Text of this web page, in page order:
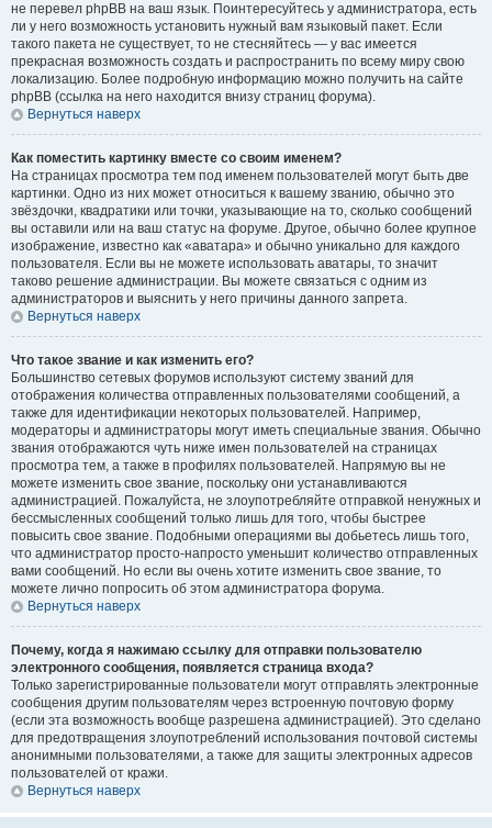
не перевел phpBB на ваш язык. Поинтересуйтесь у администратора, есть
ли у него возможность установить нужный вам языковый пакет. Если
такого пакета не существует, то не стесняйтесь — у вас имеется
прекрасная возможность создать и распространить по всему миру свою
локализацию. Более подробную информацию можно получить на сайте
phpBB (ссылка на него находится внизу страниц форума).
Вернуться наверх
Как поместить картинку вместе со своим именем?
На страницах просмотра тем под именем пользователей могут быть две
картинки. Одно из них может относиться к вашему званию, обычно это
звёздочки, квадратики или точки, указывающие на то, сколько сообщений
вы оставили или на ваш статус на форуме. Другое, обычно более крупное
изображение, известно как «аватара» и обычно уникально для каждого
пользователя. Если вы не можете использовать аватары, то значит
таково решение администрации. Вы можете связаться с одним из
администраторов и выяснить у него причины данного запрета.
Вернуться наверх
Что такое звание и как изменить его?
Большинство сетевых форумов используют систему званий для
отображения количества отправленных пользователями сообщений, а
также для идентификации некоторых пользователей. Например,
модераторы и администраторы могут иметь специальные звания. Обычно
звания отображаются чуть ниже имен пользователей на страницах
просмотра тем, а также в профилях пользователей. Напрямую вы не
можете изменить свое звание, поскольку они устанавливаются
администрацией. Пожалуйста, не злоупотребляйте отправкой ненужных и
бессмысленных сообщений только лишь для того, чтобы быстрее
повысить свое звание. Подобными операциями вы добьетесь лишь того,
что администратор просто-напросто уменьшит количество отправленных
вами сообщений. Но если вы очень хотите изменить свое звание, то
можете лично попросить об этом администратора форума.
Вернуться наверх
Почему, когда я нажимаю ссылку для отправки пользователю
электронного сообщения, появляется страница входа?
Только зарегистрированные пользователи могут отправлять электронные
сообщения другим пользователям через встроенную почтовую форму
(если эта возможность вообще разрешена администрацией). Это сделано
для предотвращения злоупотреблений использования почтовой системы
анонимными пользователями, а также для защиты электронных адресов
пользователей от кражи.
Вернуться наверх